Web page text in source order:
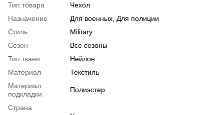
Тип товара
Чехол
Назначение
Для военных, Для полиции
Стиль
Military
Сезон
Все сезоны
Тип ткани
Нейлон
Материал
Текстиль
Материал
подкладки
Полиэстер
Страна